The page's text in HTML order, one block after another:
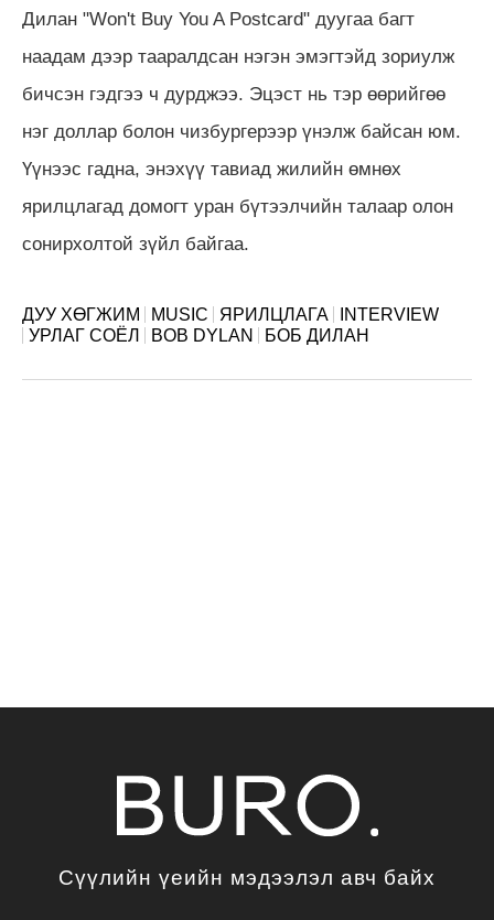
Дилан "Won't Buy You A Postcard" дуугаа багт
наадам дээр тааралдсан нэгэн эмэгтэйд зориулж
бичсэн гэдгээ ч дурджээ. Эцэст нь тэр өөрийгөө
нэг доллар болон чизбургерээр үнэлж байсан юм.
Үүнээс гадна, энэхүү тавиад жилийн өмнөх
ярилцлагад домогт уран бүтээлчийн талаар олон
сонирхолтой зүйл байгаа.
ДУУ ХӨГЖИМ MUSIC ЯРИЛЦЛАГА
INTERVIEW
УРЛАГ СОЁЛ
BOB DYLAN БОБ ДИЛАН
Сүүлийн үеийн мэдээлэл авч байх